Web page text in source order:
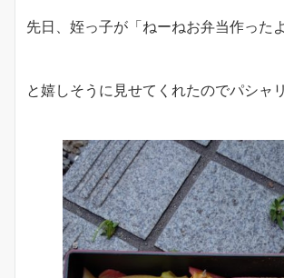
先日、姪っ子が「ねーねお弁当作った
と嬉しそうに見せてくれたのでパシャ